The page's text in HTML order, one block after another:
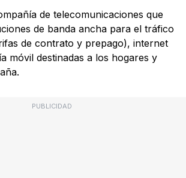
de telecomunicaciones que
de banda ancha para el tráfico
de contrato y prepago), internet
móvil destinadas a los hogares y
PUBLICIDAD